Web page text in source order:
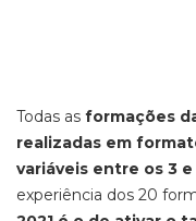
Todas as formações
realizadas em
variáveis entre os 3
experiência dos 20